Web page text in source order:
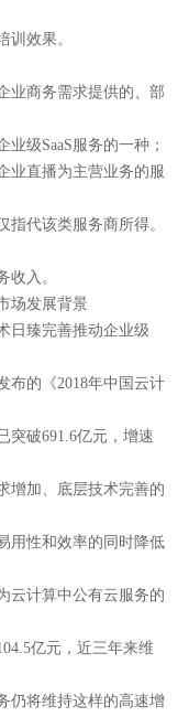
果。
求提供的、部
服务的一种；
主营业务的服
服务商所得。
。
展背景
日臻完善推动企业级
年中国云计
亿元，增速
层技术完善的
率的同时降低
公有云服务的
，近三年来维
持这样的高速增